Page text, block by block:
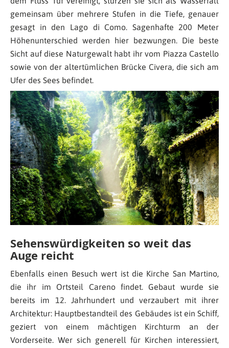
gemeinsam über mehrere Stufen in die Tiefe, genauer
gesagt in den Lago di Como. Sagenhafte 200 Meter
Höhenunterschied werden hier bezwungen. Die beste
Sicht auf diese Naturgewalt habt ihr vom Piazza Castello
sowie von der altertümlichen Brücke Civera, die sich am
Ufer des Sees befindet.
Sehenswürdigkeiten so weit das
Auge reicht
Ebenfalls einen Besuch wert ist die Kirche San Martino,
die ihr im Ortsteil Careno findet. Gebaut wurde sie
bereits im 12. Jahrhundert und verzaubert mit ihrer
Architektur: Hauptbestandteil des Gebäudes ist ein Schiff,
geziert von einem mächtigen Kirchturm an der
Vorderseite. Wer sich generell für Kirchen interessiert,